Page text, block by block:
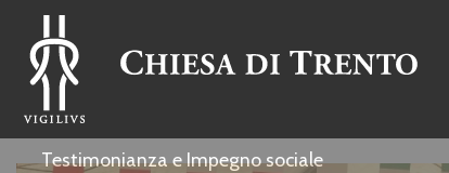
Testimonianza e Impegno sociale